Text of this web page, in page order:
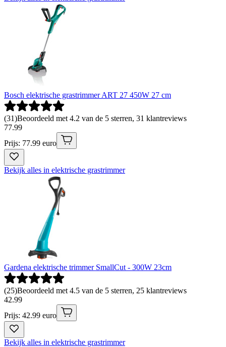
Bosch elektrische grastrimmer ART 27 450W 27 cm
(31)Beoordeeld met 4.2 van de 5 sterren, 31 klantreviews
77.99
Prijs: 77.99 euro
Bekijk alles in elektrische grastrimmer
Gardena elektrische trimmer SmallCut - 300W 23cm
(25)Beoordeeld met 4.5 van de 5 sterren, 25 klantreviews
42.99
Prijs: 42.99 euro
Bekijk alles in elektrische grastrimmer